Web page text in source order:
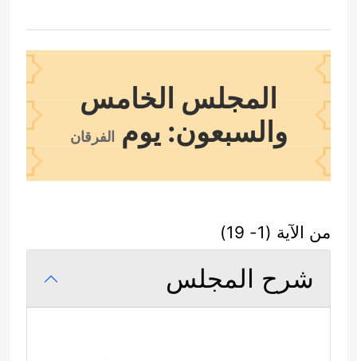
المجلس الخامس
والسبعون: يوم
الفرقان
من الآية (1- 19)
شرح المجلس